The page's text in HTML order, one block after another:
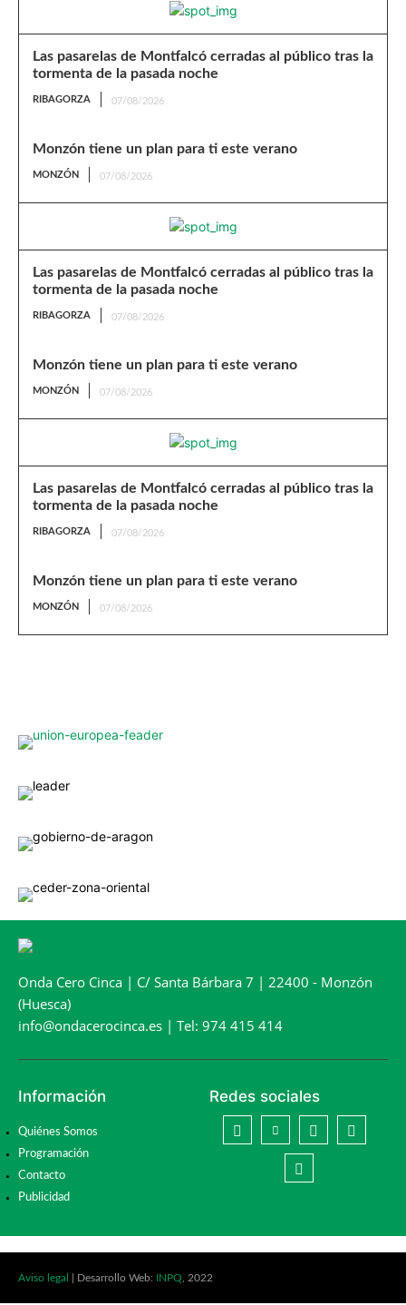
Las pasarelas de Montfalcó cerradas al público tras la
tormenta de la pasada noche
RIBAGORZA 07/08/2026
Monzón tiene un plan para ti este verano
MONZÓN 07/08/2026
Las pasarelas de Montfalcó cerradas al público tras la
tormenta de la pasada noche
RIBAGORZA 07/08/2026
Monzón tiene un plan para ti este verano
MONZÓN 07/08/2026
Las pasarelas de Montfalcó cerradas al público tras la
tormenta de la pasada noche
RIBAGORZA 07/08/2026
Monzón tiene un plan para ti este verano
MONZÓN 07/08/2026
Onda Cero Cinca | C/ Santa Bárbara 7 | 22400 - Monzón
(Huesca)
info@ondacerocinca.es | Tel: 974 415 414
Información
Quiénes Somos
Programación
Contacto
Publicidad
Redes sociales
Aviso legal | Desarrollo Web: INPQ , 2022